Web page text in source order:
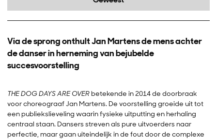
Via de sprong onthult Jan Martens de mens achter
de danser in herneming van bejubelde
succesvoorstelling
THE DOG DAYS ARE OVER betekende in 2014 de doorbraak
voor choreograaf Jan Martens. De voorstelling groeide uit tot
een publiekslieveling waarin fysieke uitputting en herhaling
centraal staan. Dansers streven als pure uitvoerders naar
perfectie, maar gaan uiteindelijk in de fout door de complexe